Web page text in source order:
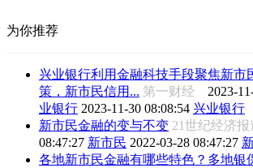
为你推荐
兴业银行利用金融科技手段聚焦新市
策，新市民信用... 第一财经 2023-
业银行 2023-11-30 08:08:54 兴业银行
新市民金融的变与不变 21世纪经济
08:47:27 新市民 2022-03-28 08:47:27
各地新市民金融有哪些特色？多地银